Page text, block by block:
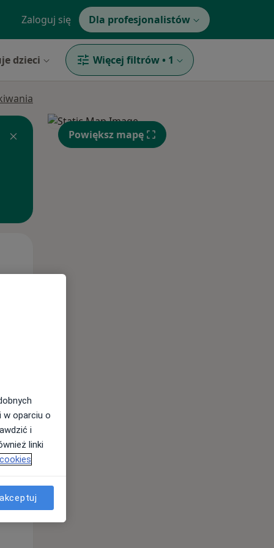
Zaloguj się Dla profesjonalistów
dzieci Więcej filtrów • 1
Pon,
10 Sie
Powiększ mapę
w oparciu o
i
linki